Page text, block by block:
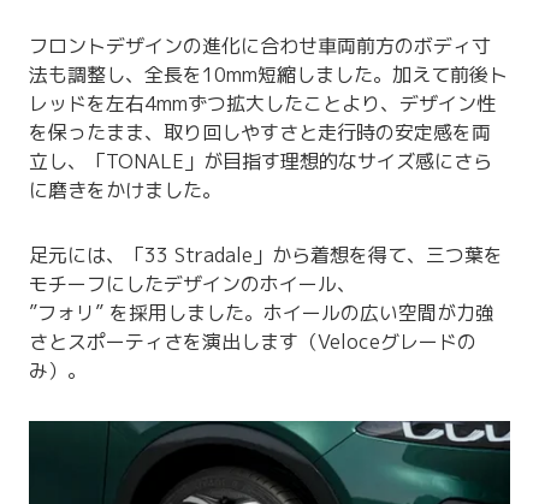
フロントデザインの進化に合わせ車両前方のボディ寸
法も調整し、全長を10mm短縮しました。加えて前後ト
レッドを左右4mmずつ拡大したことより、デザイン性
を保ったまま、取り回しやすさと走行時の安定感を両
立し、「TONALE」が目指す理想的なサイズ感にさら
に磨きをかけました。
足元には、「33 Stradale」から着想を得て、三つ葉を
モチーフにしたデザインのホイール、
”フォリ” を採用しました。ホイールの広い空間が力強
さとスポーティさを演出します（Veloceグレードの
み）。